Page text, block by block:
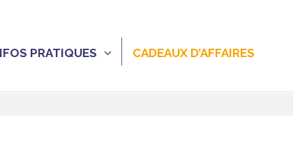
PRATIQUES CADEAUX D’AFFAIRES